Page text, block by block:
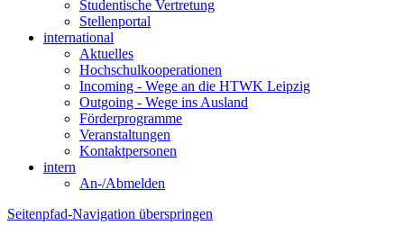
Studentische Vertretung
Stellenportal
international
Aktuelles
Hochschulkooperationen
Incoming - Wege an die HTWK Leipzig
Outgoing - Wege ins Ausland
Förderprogramme
Veranstaltungen
Kontaktpersonen
intern
An-/Abmelden
Seitenpfad-Navigation überspringen